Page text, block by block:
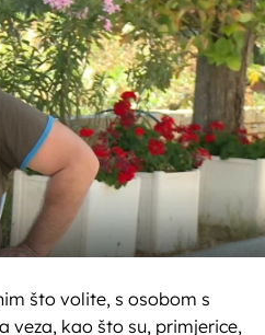
što volite, s osobom s
veza, kao što su, primjerice,
OBAVIJESTI